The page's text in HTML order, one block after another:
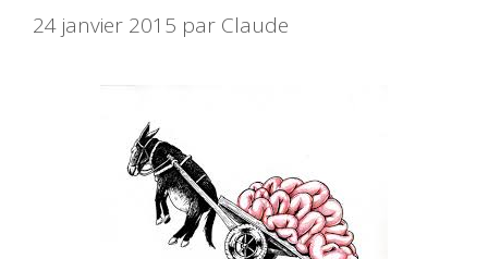
24 janvier 2015 par Claude